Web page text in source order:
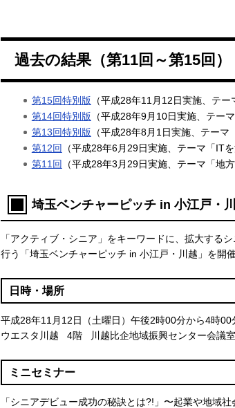
過去の結果（第11回～第15回）
第15回特別版 （平成28年11月12日実施、テー
第14回特別版 （平成28年9月10日実施、テー
第13回特別版 （平成28年8月1日実施、テーマ
第12回
（平成28年6月29日実施、テーマ「IT
第11回
（平成28年3月29日実施、テーマ「地方
埼玉ベンチャーピッチ in 小江戸・
「アクティブ・シニア」をキーワードに、拡大する
行う「埼玉ベンチャーピッチ in 小江戸・川越」を開催
日時・場所
平成28年11月12日（土曜日）午後2時00分から4時00
ウエスタ川越 4階 川越比企地域振興センター会議室
ミニセミナー
「シニアデビュー成功の秘訣とは?!」〜起業や地域